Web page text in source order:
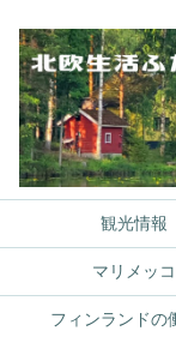
観光情報
マリメッコ
フィンランドの